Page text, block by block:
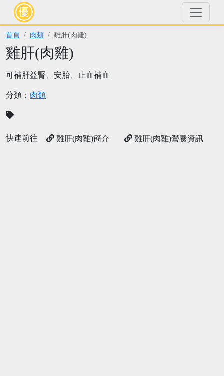
首頁 肉類 雞肝(肉雞)
雞肝(肉雞)
可補肝益腎、安胎、止血補血
分類： 肉類
快速前往 雞肝(肉雞)簡介 雞肝(肉雞)營養資訊